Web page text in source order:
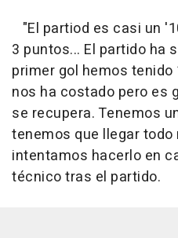
"El partiod es casi un
3 puntos... El partido ha
primer gol hemos
nos ha costado pero es
se recupera. Tenemos
tenemos que llegar
intentamos hacerlo en
técnico tras el partido.